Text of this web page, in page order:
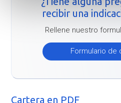
recibir una
Rellene nuestro
Formulario de
Cartera en PDF